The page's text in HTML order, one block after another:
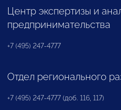
Центр экспертизы и
предпринимательства
+7 (495) 247-4777
Отдел регионального
+7 (495) 247-4777 (доб. 116, 117)